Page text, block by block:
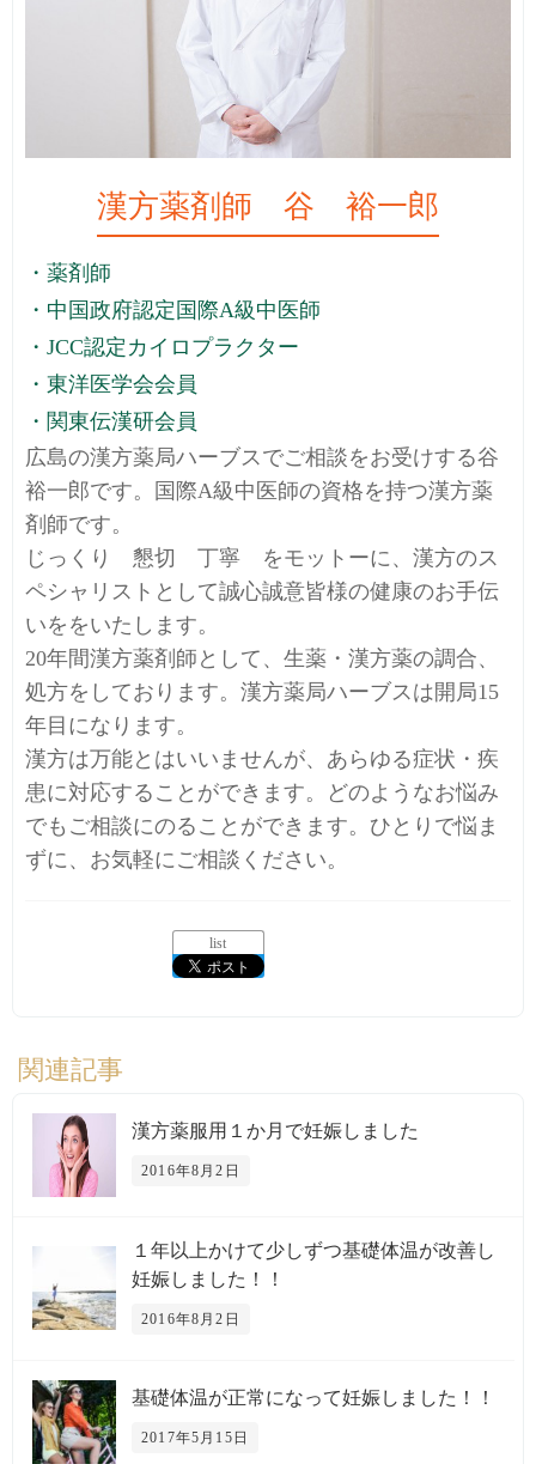
漢方薬剤師 谷 裕一郎
・薬剤師
・中国政府認定国際A級中医師
・JCC認定カイロプラクター
・東洋医学会会員
・関東伝漢研会員
広島の漢方薬局ハーブスでご相談をお受けする谷
裕一郎です。国際A級中医師の資格を持つ漢方薬
剤師です。
じっくり 懇切 丁寧 をモットーに、漢方のス
ペシャリストとして誠心誠意皆様の健康のお手伝
いををいたします。
20年間漢方薬剤師として、生薬・漢方薬の調合、
処方をしております。漢方薬局ハーブスは開局15
年目になります。
漢方は万能とはいいませんが、あらゆる症状・疾
患に対応することができます。どのようなお悩み
でもご相談にのることができます。ひとりで悩ま
ずに、お気軽にご相談ください。
list
関連記事
漢方薬服用１か月で妊娠しました
2016年8月2日
１年以上かけて少しずつ基礎体温が改善し
妊娠しました！！
2016年8月2日
基礎体温が正常になって妊娠しました！！
2017年5月15日